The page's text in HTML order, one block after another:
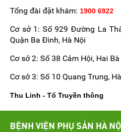
Tổng đài đặt khám: 1900 6922
Cơ sở 1: Số 929 Đường La
Quận Ba Đình, Hà Nội
Cơ sở 2: Số 38 Cảm Hội, Hai
Cơ sở 3: Số 10 Quang Trung,
Thu Linh - Tổ Truyền thông
BỆNH VIỆN PHỤ SẢN HÀ